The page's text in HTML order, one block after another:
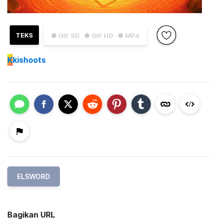
● GIF SD ● GIF HD ● MP4
TEKS
Kkishoots
ELSWORD
Bagikan URL